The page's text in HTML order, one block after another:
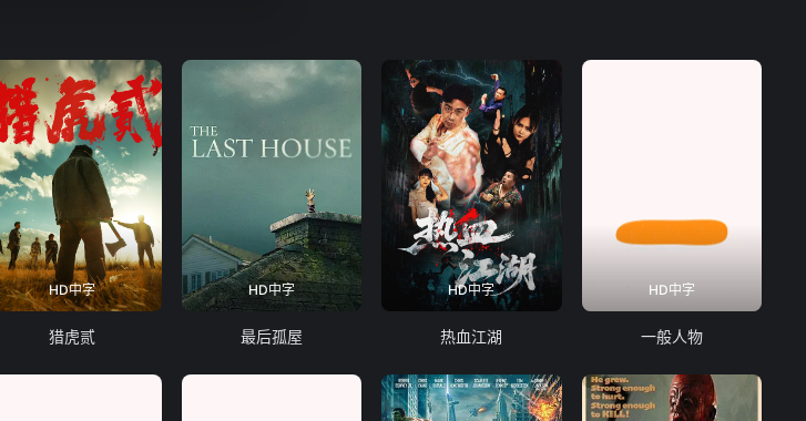
HD中字
猎虎贰
HD中字
最后孤屋
HD中字
热血江湖
HD中字
一般人物